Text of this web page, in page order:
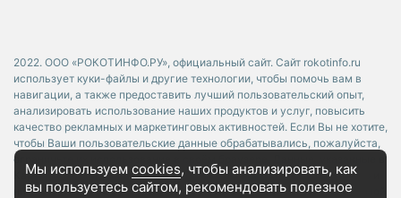
2022. ООО «РОКОТИНФО.РУ», официальный сайт. Сайт rokotinfo.ru
использует куки-файлы и другие технологии, чтобы помочь вам в
навигации, а также предоставить лучший пользовательский опыт,
анализировать использование наших продуктов и услуг, повысить
качество рекламных и маркетинговых активностей. Если Вы не хотите,
чтобы Ваши пользовательские данные обрабатывались, пожалуйста,
ограничьте их использование в своём браузере. Данные, указанные в
Карточках Товара носят исключительно информационный характер и
ни при каких условиях не является публичной офертой, определяемой
Мы используем cookies, чтобы анализировать, как
вы пользуетесь сайтом, рекомендовать полезное